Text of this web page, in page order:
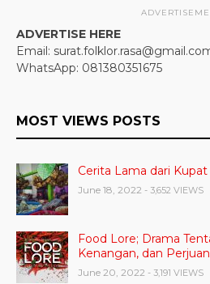
ADVERTISE HERE
Email:
WhatsApp: 081380351675
MOST VIEWS POSTS
Cerita Lama dari
June 18, 2022 - 3,652 VIEWS
Food Lore; Drama
Kenangan, dan
June 20, 2022 - 3,191 VIEWS